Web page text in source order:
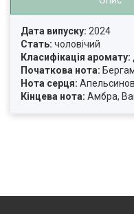
Дата випуску: 2024
Стать: чоловічий
Класифікація аромату:
Початкова нота:
Нота серця:
Кінцева нота: Амбра,